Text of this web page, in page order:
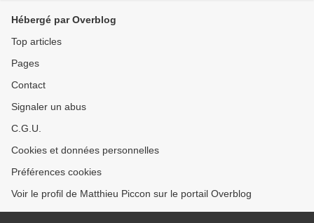
Hébergé par Overblog
Top articles
Pages
Contact
Signaler un abus
C.G.U.
Cookies et données personnelles
Préférences cookies
Voir le profil de Matthieu Piccon sur le portail Overblog